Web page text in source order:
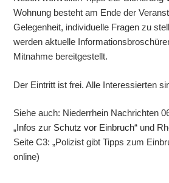
Wohnung besteht am Ende der
Gelegenheit, individuelle Fragen zu
werden aktuelle
Mitnahme bereitgestellt.
Der Eintritt ist frei. Alle Interessierten
Siehe auch: Niederrhein Nachrichten
„Infos zur Schutz vor Einbruch“ und
Seite C3: „Polizist gibt Tipps zum
online)